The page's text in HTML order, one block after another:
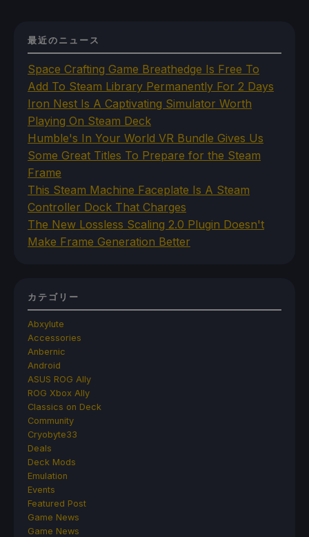
最近のニュース
Space Crafting Game Breathedge Is Free To
Add To Steam Library Permanently For 2 Days
Iron Nest Is A Captivating Simulator Worth
Playing On Steam Deck
Humble's In Your World VR Bundle Gives Us
Some Great Titles To Prepare for the Steam
Frame
This Steam Machine Faceplate Is A Steam
Controller Dock That Charges
The New Lossless Scaling 2.0 Plugin Doesn't
Make Frame Generation Better
カテゴリー
Abxylute
Accessories
Anbernic
Android
ASUS ROG Ally
ROG Xbox Ally
Classics on Deck
Community
Cryobyte33
Deals
Deck Mods
Emulation
Events
Featured Post
Game News
Game News